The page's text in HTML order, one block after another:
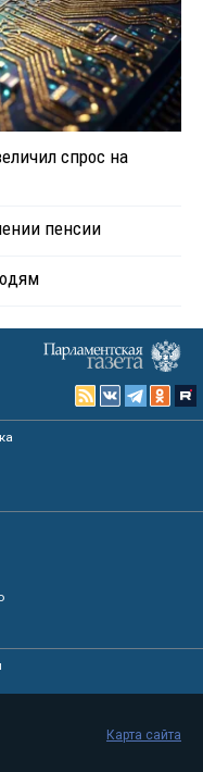
спрос на
пенсии
Карта сайта